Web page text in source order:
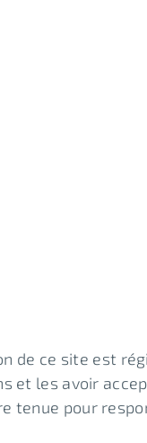
de ce site est
et les avoir
tenue pour